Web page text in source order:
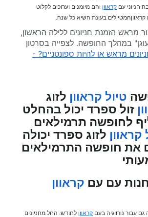
חניוני עם קראוון והם מיומנים וערוכים לקלוט
בעונת השיא כל שנה.
מראש הזמנת חניונים ללילה הראשון,
במהלך החופשה. לצפייה בסרטון
מראש או להיות ספונטניים? -
טיול קראוון לזוג
זול ספרד יכול בהחלט
לחופשה תרמילאים
קראוון לזוג ספרד יכולה
את חופשה התרמילאים
עם עם קראוון
גם עבור נורווגיה בעם קראוון לחודש. החל מחניונים